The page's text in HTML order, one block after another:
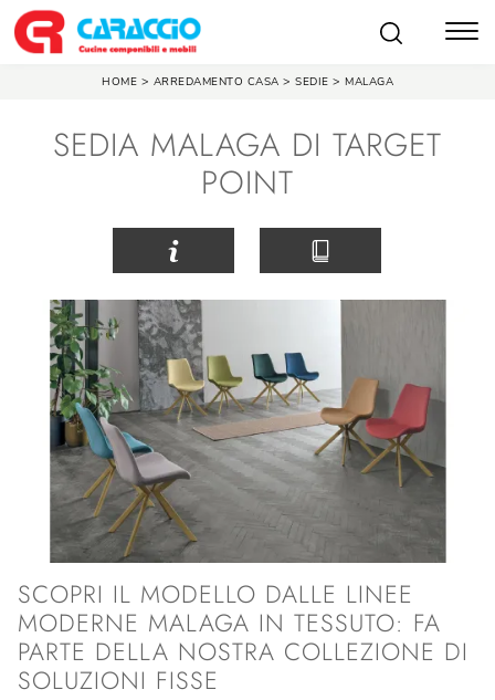
HOME > ARREDAMENTO CASA > SEDIE > MALAGA
SEDIA MALAGA DI TARGET
POINT
SCOPRI IL MODELLO DALLE LINEE
MODERNE MALAGA IN TESSUTO: FA
PARTE DELLA NOSTRA COLLEZIONE DI
SOLUZIONI FISSE